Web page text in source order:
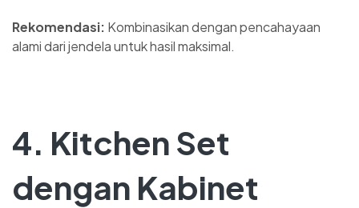
Rekomendasi: Kombinasikan dengan pencahayaan
alami dari jendela untuk hasil maksimal.
4. Kitchen Set
dengan Kabinet